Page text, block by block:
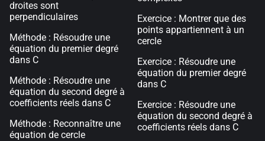
droites sont
perpendiculaires
Méthode : Résoudre une
équation du premier degré
dans C
Méthode : Résoudre une
équation du second degré à
coefficients réels dans C
Méthode : Reconnaître une
équation de cercle
Exercice : Montrer que des
points appartiennent à un
cercle
Exercice : Résoudre une
équation du premier degré
dans C
Exercice : Résoudre une
équation du second degré à
coefficients réels dans C